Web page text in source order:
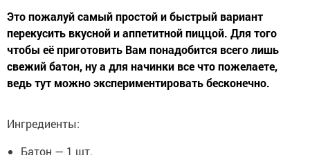
Это пожалуй самый простой и быстрый вариант
перекусить вкусной и аппетитной пиццой. Для того
чтобы её приготовить Вам понадобится всего лишь
свежий батон, ну а для начинки все что пожелаете,
ведь тут можно экспериментировать бесконечно.
Ингредиенты:
Батон — 1 шт.